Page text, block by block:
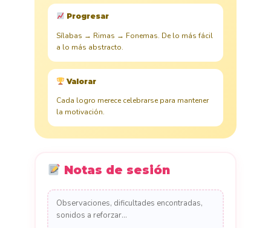
Progresar
Sílabas → Rimas → Fonemas. De lo más fácil
a lo más abstracto.
Valorar
Cada logro merece celebrarse para mantener
la motivación.
Notas de sesión